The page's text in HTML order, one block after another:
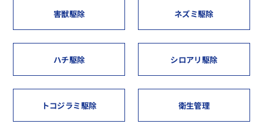
害獣駆除 ネズミ駆除
ハチ駆除 シロアリ駆除
トコジラミ駆除 衛生管理